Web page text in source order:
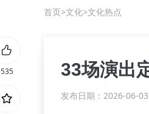
首页>文化>文化热点
33场演出
发布日期：2026-06-
535